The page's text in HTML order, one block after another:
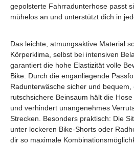
gepolsterte Fahrradunterhose passt
mühelos an und unterstützt dich in
Das leichte, atmungsaktive Material
Körperklima, selbst bei intensiven
garantiert die hohe Elastizität volle
Bike. Durch die enganliegende
Radunterwäsche sicher und
rutschsichere Beinsaum hält die
und verhindert unangenehmes
Strecken. Besonders praktisch: Die
unter lockeren Bike-Shorts oder
dir so maximale